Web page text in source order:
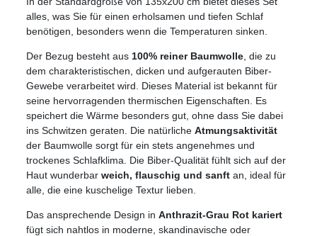
alles, was Sie für einen erholsamen und tiefen Schlaf
benötigen, besonders wenn die Temperaturen sinken.
Der Bezug besteht aus 100% reiner Baumwolle , die zu
dem charakteristischen, dicken und aufgerauten Biber-
Gewebe verarbeitet wird. Dieses Material ist bekannt für
seine hervorragenden thermischen Eigenschaften. Es
speichert die Wärme besonders gut, ohne dass Sie dabei
ins Schwitzen geraten. Die natürlicheAtmungsaktivität
der Baumwolle sorgt für ein stets angenehmes und
trockenes Schlafklima. Die Biber-Qualität fühlt sich auf der
Haut wunderbarweich, flauschig und sanft an, ideal für
alle, die eine kuschelige Textur lieben.
Das ansprechende Design inAnthrazit-Grau Rot kariert
fügt sich nahtlos in moderne, skandinavische oder